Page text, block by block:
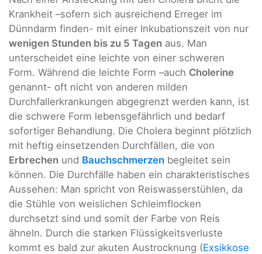
Krankheit –sofern sich ausreichend Erreger im
Dünndarm finden- mit einer Inkubationszeit von nur
wenigen Stunden bis zu 5 Tagen aus. Man
unterscheidet eine leichte von einer schweren
Form. Während die leichte Form –auch Cholerine
genannt- oft nicht von anderen milden
Durchfallerkrankungen abgegrenzt werden kann, ist
die schwere Form lebensgefährlich und bedarf
sofortiger Behandlung. Die Cholera beginnt plötzlich
mit heftig einsetzenden Durchfällen, die von
Erbrechen und Bauchschmerzen begleitet sein
können. Die Durchfälle haben ein charakteristisches
Aussehen: Man spricht von Reiswasserstühlen, da
die Stühle von weislichen Schleimflocken
durchsetzt sind und somit der Farbe von Reis
ähneln. Durch die starken Flüssigkeitsverluste
kommt es bald zur akuten Austrocknung (Exsikkose